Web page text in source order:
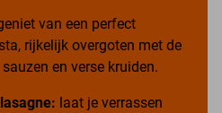
van een perfect
rijkelijk overgoten met de
en verse kruiden.
laat je verrassen